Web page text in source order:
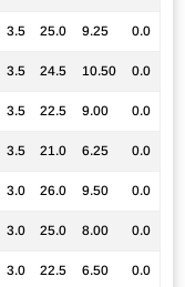
3.5 25.0 9.25 0.0
3.5 24.5 10.50 0.0
3.5 22.5 9.00 0.0
3.5 21.0 6.25 0.0
3.0 26.0 9.50 0.0
3.0 25.0 8.00 0.0
3.0 22.5 6.50 0.0